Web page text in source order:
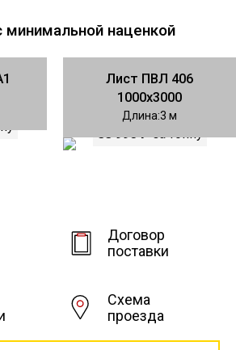
минимальной наценкой
Лист ПВЛ 406
1000х3000
Длина 3
Договор
поставки
Схема
проезда